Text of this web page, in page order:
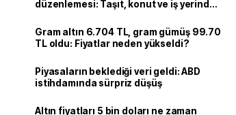
düzenlemesi: Taşıt, konut ve iş yerinde
Gram altın 6.704 TL, gram gümüş 99.70
TL oldu: Fiyatlar neden yükseldi?
Piyasaların beklediği veri geldi: ABD
istihdamında sürpriz düşüş
Altın fiyatları 5 bin doları ne zaman